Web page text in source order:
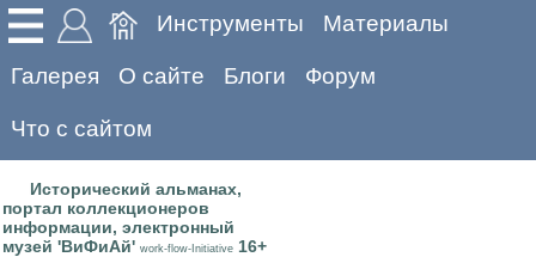
Инструменты Материалы
Галерея О сайте Блоги Форум
Что с сайтом
Исторический альманах,
портал коллекционеров
информации, электронный
музей 'ВиФиАй' work-flow-Initiative 16+